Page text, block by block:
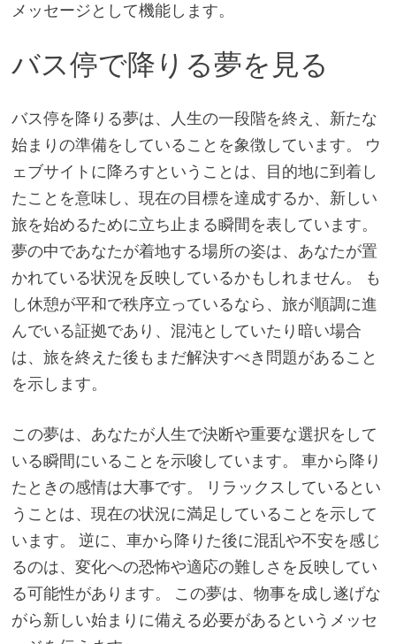
メッセージとして機能します。
バス停で降りる夢を見る
バス停を降りる夢は、人生の一段階を終え、新たな
始まりの準備をしていることを象徴しています。 ウ
ェブサイトに降ろすということは、目的地に到着し
たことを意味し、現在の目標を達成するか、新しい
旅を始めるために立ち止まる瞬間を表しています。
夢の中であなたが着地する場所の姿は、あなたが置
かれている状況を反映しているかもしれません。 も
し休憩が平和で秩序立っているなら、旅が順調に進
んでいる証拠であり、混沌としていたり暗い場合
は、旅を終えた後もまだ解決すべき問題があること
を示します。
この夢は、あなたが人生で決断や重要な選択をして
いる瞬間にいることを示唆しています。 車から降り
たときの感情は大事です。 リラックスしているとい
うことは、現在の状況に満足していることを示して
います。 逆に、車から降りた後に混乱や不安を感じ
るのは、変化への恐怖や適応の難しさを反映してい
る可能性があります。 この夢は、物事を成し遂げな
がら新しい始まりに備える必要があるというメッセ